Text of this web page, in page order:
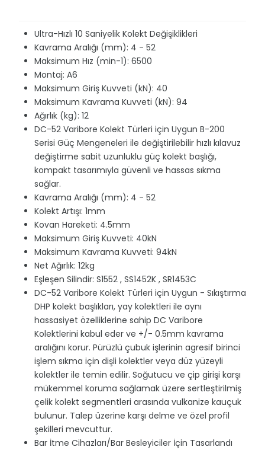
Ultra-Hızlı 10 Saniyelik Kolekt Değişiklikleri
Kavrama Aralığı (mm): 4 - 52
Maksimum Hız (min-1): 6500
Montaj: A6
Maksimum Giriş Kuvveti (kN): 40
Maksimum Kavrama Kuvveti (kN): 94
Ağırlık (kg): 12
DC-52 Varibore Kolekt Türleri için Uygun B-200
Serisi Güç Mengeneleri ile değiştirilebilir hızlı kılavuz
değiştirme sabit uzunluklu güç kolekt başlığı,
kompakt tasarımıyla güvenli ve hassas sıkma
sağlar.
Kavrama Aralığı (mm): 4 - 52
Kolekt Artışı: 1mm
Kovan Hareketi: 4.5mm
Maksimum Giriş Kuvveti: 40kN
Maksimum Kavrama Kuvveti: 94kN
Net Ağırlık: 12kg
Eşleşen Silindir: S1552 , SS1452K , SR1453C
DC-52 Varibore Kolekt Türleri için Uygun - Sıkıştırma
DHP kolekt başlıkları, yay kolektleri ile aynı
hassasiyet özelliklerine sahip DC Varibore
Kolektlerini kabul eder ve +/- 0.5mm kavrama
aralığını korur. Pürüzlü çubuk işlerinin agresif birinci
işlem sıkma için dişli kolektler veya düz yüzeyli
kolektler ile temin edilir. Soğutucu ve çip girişi karşı
mükemmel koruma sağlamak üzere sertleştirilmiş
çelik kolekt segmentleri arasında vulkanize kauçuk
bulunur. Talep üzerine karşı delme ve özel profil
şekilleri mevcuttur.
Bar İtme Cihazları/Bar Besleyiciler İçin Tasarlandı